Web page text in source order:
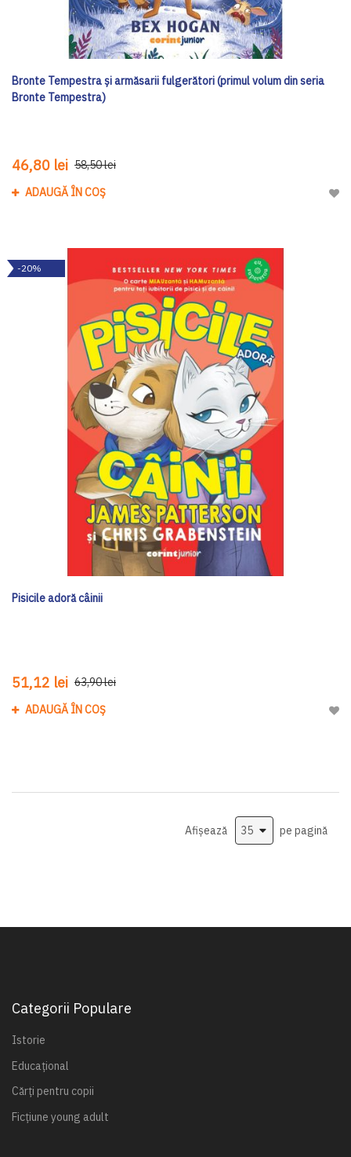
Bronte Tempestra și armăsarii fulgerători (primul volum din seria
Bronte Tempestra)
46,80 lei 58,50 lei
ADAUGĂ ÎN COȘ
-20%
Pisicile adoră câinii
51,12 lei 63,90 lei
ADAUGĂ ÎN COȘ
Afișează pe pagină
Categorii Populare
Istorie
Educațional
Cărți pentru copii
Ficțiune young adult